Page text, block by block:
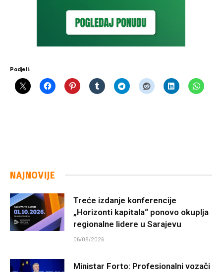
Podjeli:
NAJNOVIJE
Treće izdanje konferencije
„Horizonti kapitala“ ponovo okuplja
regionalne lidere u Sarajevu
06/08/2026
Ministar Forto: Profesionalni vozači